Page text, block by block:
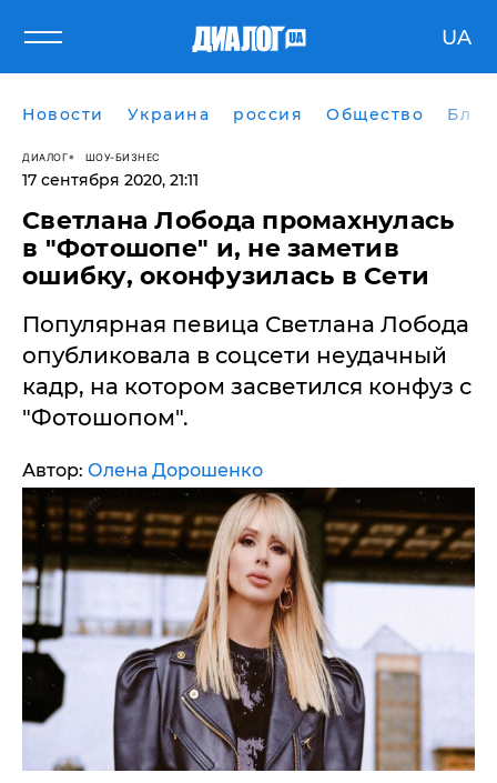
UA
Новости Украина россия Общество
ДИАЛОГ ШОУ-БИЗНЕС
17 сентября 2020, 21:11
Светлана Лобода промахнулась
в "Фотошопе" и, не заметив
ошибку, оконфузилась в Сети
Популярная певица Светлана Лобода
опубликовала в соцсети неудачный
кадр, на котором засветился конфуз с
"Фотошопом".
Автор: Олена Дорошенко